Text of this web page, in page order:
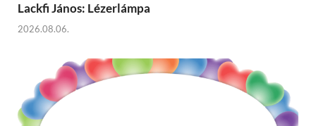
Lackfi János: Lézerlámpa
2026.08.06.